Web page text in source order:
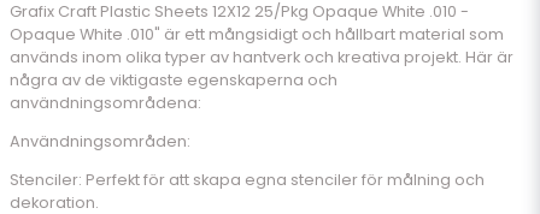
Grafix Craft Plastic Sheets 12X12 25/Pkg Opaque White .010 -
Opaque White .010" är ett mångsidigt och hållbart material som
används inom olika typer av hantverk och kreativa projekt. Här är
några av de viktigaste egenskaperna och
användningsområdena:
Användningsområden:
Stenciler: Perfekt för att skapa egna stenciler för målning och
dekoration.